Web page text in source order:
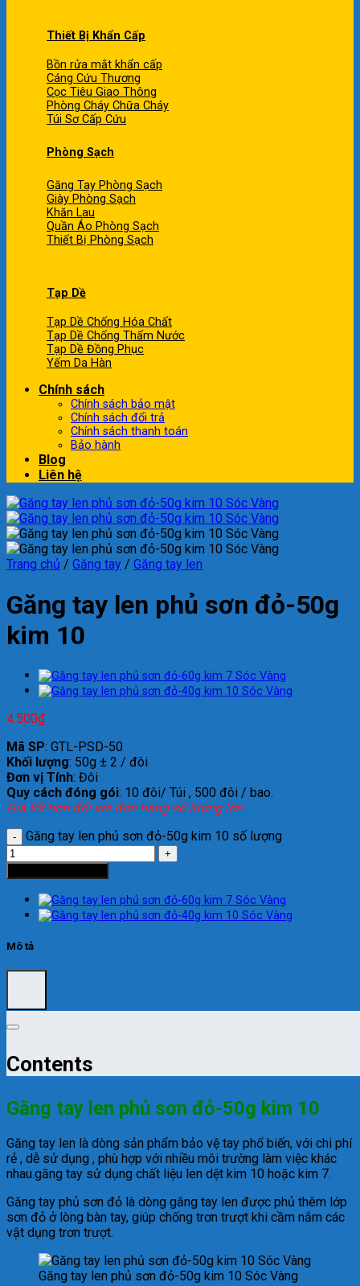
Thiết Bị Khẩn Cấp
Bồn rửa mắt khẩn cấp
Cáng Cứu Thương
Cọc Tiêu Giao Thông
Phòng Cháy Chữa Cháy
Túi Sơ Cấp Cứu
Phòng Sạch
Găng Tay Phòng Sạch
Giày Phòng Sạch
Khăn Lau
Quần Áo Phòng Sạch
Thiết Bị Phòng Sạch
Tạp Dề
Tạp Dề Chống Hóa Chất
Tạp Dề Chống Thấm Nước
Tạp Dề Đồng Phục
Yếm Da Hàn
Chính sách
Chính sách bảo mật
Chính sách đổi trả
Chính sách thanh toán
Bảo hành
Blog
Liên hệ
Trang chủ / Găng tay / Găng tay len
Găng tay len phủ sơn đỏ-50g
kim 10
4.500₫
Mã SP: GTL-PSD-50
Khối lượng: 50g ± 2 / đôi
Đơn vị Tính: Đôi
Quy cách đóng gói: 10 đôi/ Túi , 500 đôi / bao.
Giá tốt hơn đối với đơn hàng số lượng lớn .
Găng tay len phủ sơn đỏ-50g kim 10 số lượng
Mô tả
Contents
Găng tay len phủ sơn đỏ-50g kim 10
Găng tay len là dòng sản phẩm bảo vệ tay phổ biến, với chi phí
rẻ , dễ sử dụng , phù hợp với nhiều môi trường làm việc khác
nhau.găng tay sử dụng chất liệu len dệt kim 10 hoặc kim 7.
Găng tay phủ sơn đỏ là dòng găng tay len được phủ thêm lớp
sơn đỏ ở lòng bàn tay, giúp chống trơn trượt khi cầm nắm các
vật dụng trơn trượt.
Găng tay len phủ sơn đỏ-50g kim 10 Sóc Vàng